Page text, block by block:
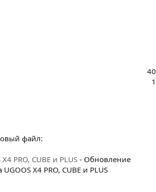
40
1
файл:
PRO, CUBE и PLUS - Обновление
X4 PRO, CUBE и PLUS